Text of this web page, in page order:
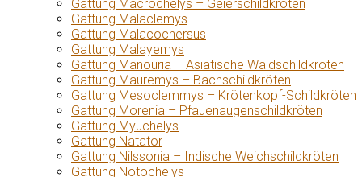
Gattung Macrochelys – Geierschildkröten
Gattung Malaclemys
Gattung Malacochersus
Gattung Malayemys
Gattung Manouria – Asiatische Waldschildkröten
Gattung Mauremys – Bachschildkröten
Gattung Mesoclemmys – Krötenkopf-Schildkröten
Gattung Morenia – Pfauenaugenschildkröten
Gattung Myuchelys
Gattung Natator
Gattung Nilssonia – Indische Weichschildkröten
Gattung Notochelys